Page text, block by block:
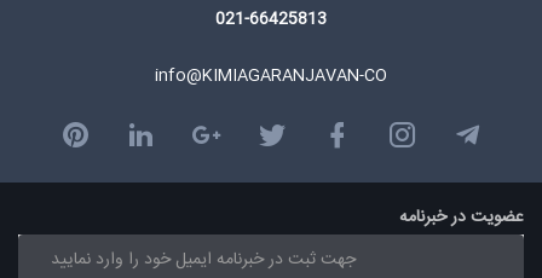
021-66425813
info@KIMIAGARANJAVAN-CO
عضویت در خبرنامه